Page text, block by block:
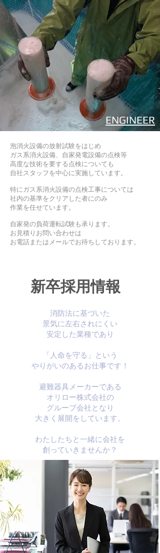
​ENGINEER
​泡消火設備の放射試験をはじめ
ガス系消火設備、自家発電設備の点検等
高度な技術を要する点検についても
自社スタッフを中心に実施しています。
特にガス系消火設備の点検工事については
社内の基準をクリアした者にのみ
作業を任せています。
自家発の負荷運転試験も承ります。
お見積りお問い合わせは
お電話またはメールでお待ちしております。
​新卒採用情報
消防法に基づいた
景気に左右されにくい
安定した業種であり
「人命を守る」という
やりがいのあるお仕事です！
避難器具メーカーである
オリロー株式会社の
グループ会社となり
大きく展開をしています。
​わたしたちと一緒に会社を
​創っていきませんか？